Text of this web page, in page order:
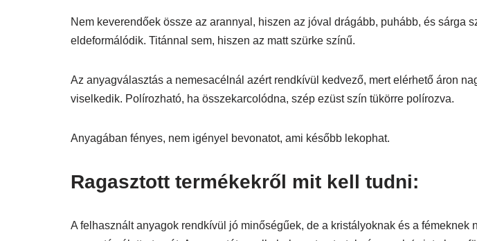
Nem keverendőek össze az arannyal, hiszen az jóval drágább, puhább, és sárga
eldeformálódik. Titánnal sem, hiszen az matt szürke színű.
Az anyagválasztás a nemesacélnál azért rendkívül kedvező, mert elérhető áron
viselkedik. Polírozható, ha összekarcolódna, szép ezüst szín tükörre polírozva.
Anyagában fényes, nem igényel bevonatot, ami később lekophat.
Ragasztott termékekről mit kell tudni:
A felhasznált anyagok rendkívül jó minőségűek, de a kristályoknak és a